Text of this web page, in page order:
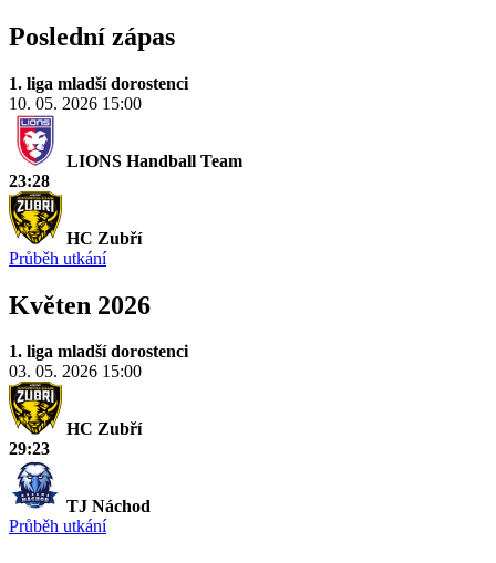
Poslední zápas
1. liga mladší dorostenci
10. 05. 2026 15:00
LIONS Handball Team
23:28
HC Zubří
Průběh utkání
Květen 2026
1. liga mladší dorostenci
03. 05. 2026 15:00
HC Zubří
29:23
TJ Náchod
Průběh utkání